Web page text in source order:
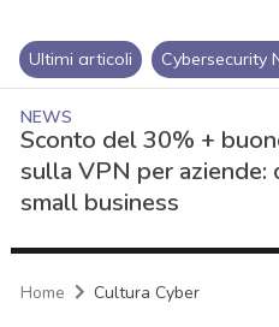
Ultimi articoli Cybersecurity
NEWS
Sconto del 30% +
sulla VPN per aziende:
small business
Home Cultura Cyber